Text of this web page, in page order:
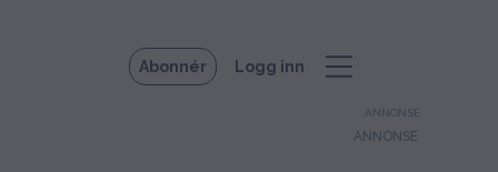
Abonnér Logg inn
ANNONSE